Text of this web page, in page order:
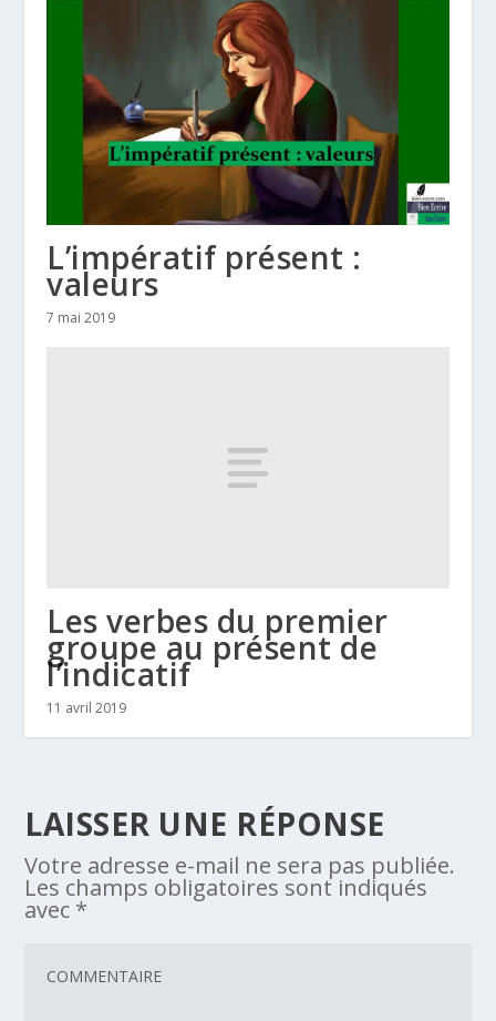
L’impératif présent :
valeurs
7 mai 2019
Les verbes du premier
groupe au présent de
l’indicatif
11 avril 2019
LAISSER UNE RÉPONSE
Votre adresse e-mail ne sera pas publiée.
Les champs obligatoires sont indiqués
avec *